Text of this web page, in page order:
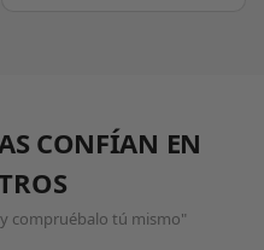
CONFÍAN EN
compruébalo tú mismo"